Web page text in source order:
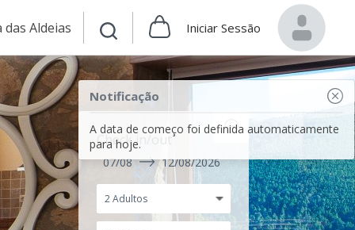
das Aldeias Iniciar Sessão
Notificação
A data de começo foi definida automaticamente
para hoje.
Check in/out
07/08 12/08/2026